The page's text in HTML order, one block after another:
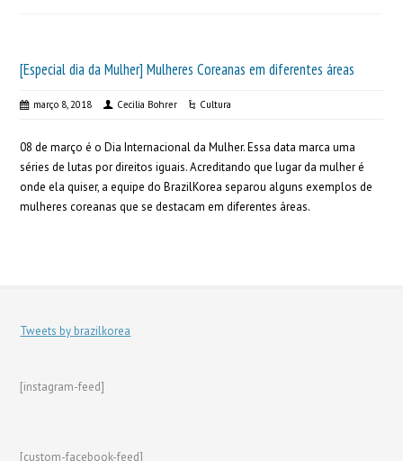
[Especial dia da Mulher] Mulheres Coreanas em diferentes áreas
março 8, 2018 Cecilia Bohrer Cultura
08 de março é o Dia Internacional da Mulher. Essa data marca uma
séries de lutas por direitos iguais. Acreditando que lugar da mulher é
onde ela quiser, a equipe do BrazilKorea separou alguns exemplos de
mulheres coreanas que se destacam em diferentes áreas.
Tweets by brazilkorea
[instagram-feed]
[custom-facebook-feed]